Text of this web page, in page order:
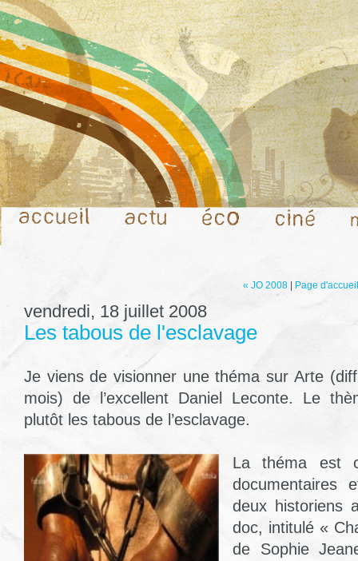
« JO 2008 Page d'accueil
vendredi, 18 juillet 2008
Les tabous de l'esclavage
Je viens de visionner une théma sur Arte
mois) de l’excellent Daniel Leconte. Le
plutôt les tabous de l’esclavage.
La théma est
documentaires
deux historiens
doc, intitulé «
de Sophie